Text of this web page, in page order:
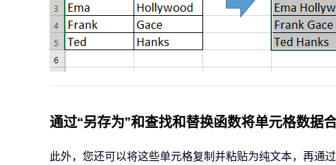
通过“另存为”和查找和替换函数将单元格数据
此外，您还可以将这些单元格复制并粘贴为纯文本，再通